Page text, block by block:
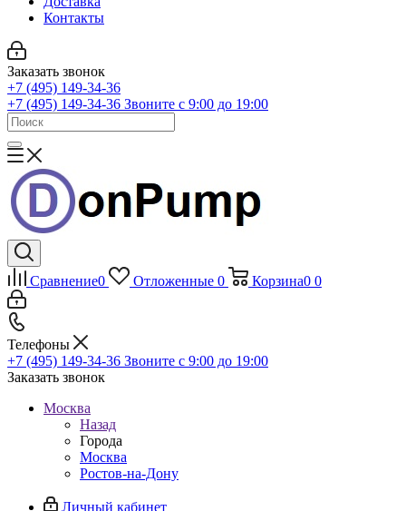
Контакты
Заказать звонок
+7 (495) 149-34-36
+7 (495) 149-34-36 Звоните с 9:00 до 19:00
Сравнение0 Отложенные 0 Корзина0 0
Телефоны
+7 (495) 149-34-36 Звоните с 9:00 до 19:00
Заказать звонок
Москва
Назад
Города
Москва
Ростов-на-Дону
Личный кабинет